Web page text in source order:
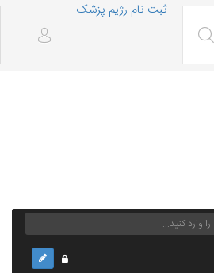
ثبت نام رژیم پزشک